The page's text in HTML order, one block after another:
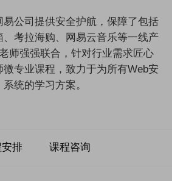
易公司提供安全护航，保障了包括
、考拉海购、网易云音乐等一线产
师强强联合，针对行业需求匠心
专业课程，致力于为所有Web安
统的学习方案。
排 课程咨询